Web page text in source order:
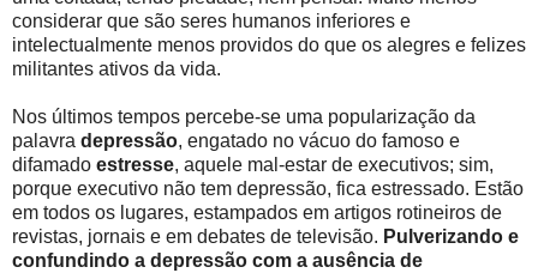
considerar que são seres humanos inferiores e
intelectualmente menos providos do que os alegres e felizes
militantes ativos da vida.
Nos últimos tempos percebe-se uma popularização da
palavra depressão, engatado no vácuo do famoso e
difamado estresse, aquele mal-estar de executivos; sim,
porque executivo não tem depressão, fica estressado. Estão
em todos os lugares, estampados em artigos rotineiros de
revistas, jornais e em debates de televisão. Pulverizando e
confundindo a depressão com a ausência de